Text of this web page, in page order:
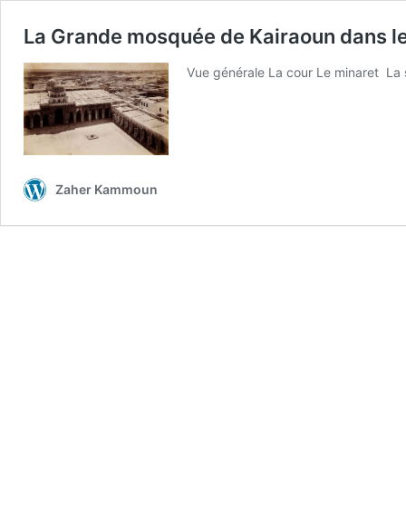
La Grande mosquée de Kairaoun dans
Vue générale La cour Le minaret La
Zaher Kammoun